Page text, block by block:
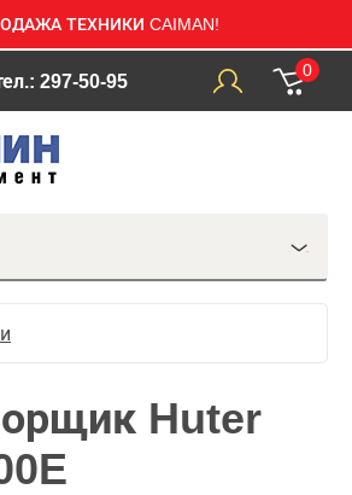
ТЕХНИКИ CAIMAN!
297-50-95
0
Huter